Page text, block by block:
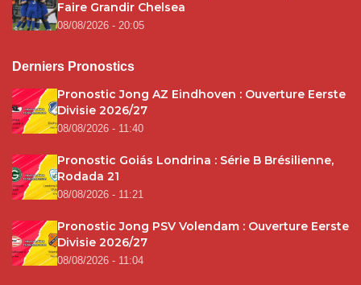
Faire Grandir Chelsea
08/08/2026 - 20:05
Derniers Pronostics
Pronostic Jong AZ Eindhoven : Ouverture Eerste
Divisie 2026/27
08/08/2026 - 11:40
Pronostic Goiás Londrina : Série B Brésilienne,
Rodada 21
08/08/2026 - 11:21
Pronostic Jong PSV Volendam : Ouverture Eerste
Divisie 2026/27
08/08/2026 - 11:04